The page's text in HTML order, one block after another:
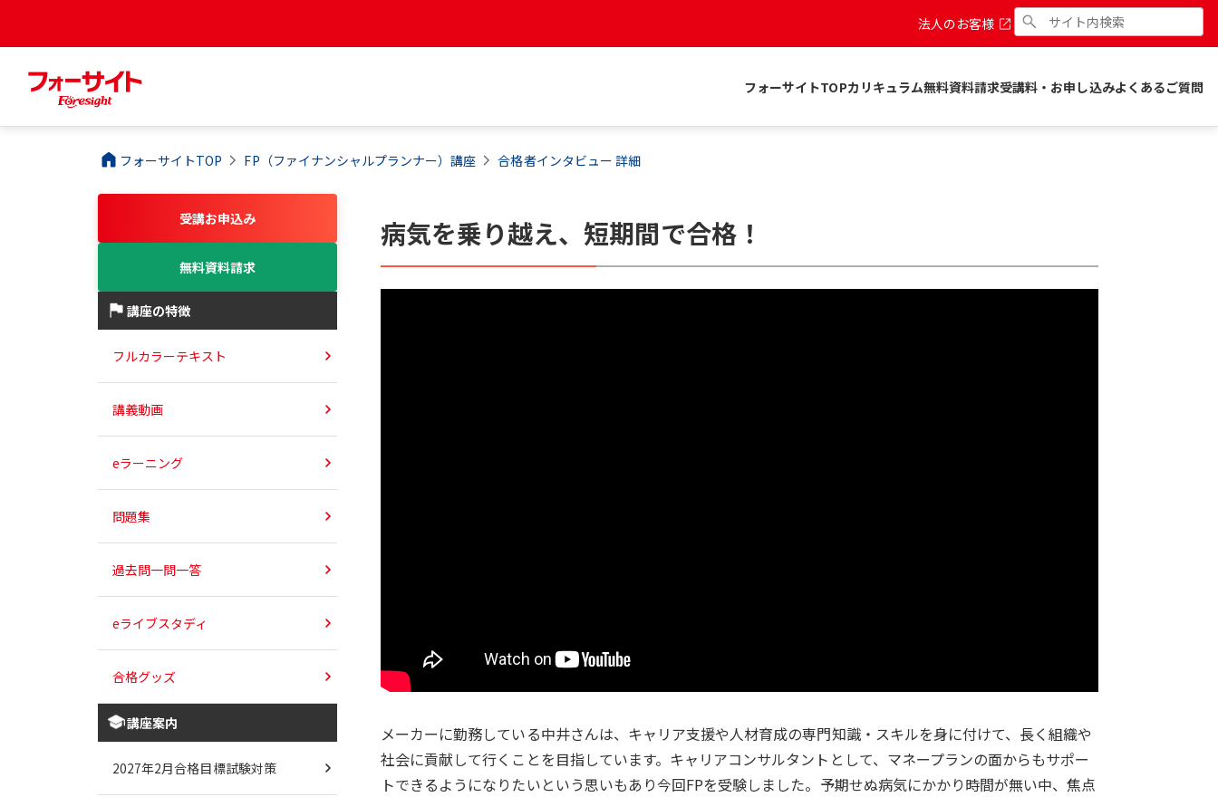
法人のお客様
フォーサイトTOPカリキュラム無料資料請求受講料・お申し込みよくあるご質問
フォーサイトTOP FP（ファイナンシャルプランナー）講座 合格者インタビュー 詳細
病気を乗り越え、短期間で合格！
メーカーに勤務している中井さんは、キャリア支援や人材育成の専門知識・スキルを身に付けて、長く組織や
社会に貢献して行くことを目指しています。キャリアコンサルタントとして、マネープランの面からもサポー
トできるようになりたいという思いもあり今回FPを受験しました。予期せぬ病気にかかり時間が無い中、焦点
受講お申込み
無料資料請求
講座の特徴
フルカラーテキスト
講義動画
eラーニング
問題集
過去問一問一答
eライブスタディ
合格グッズ
講座案内
2027年2月合格目標試験対策